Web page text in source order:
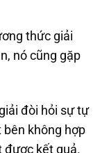
thức giải
nó cũng gặp
đòi hỏi sự tự
bên không hợp
được kết quả.